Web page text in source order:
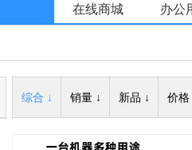
在线商城 办公
综合 ↓ 销量 ↓ 新品 ↓ 价格